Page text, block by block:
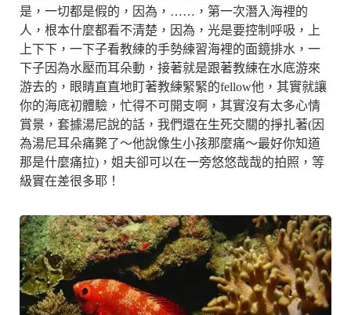
是，一切都是假的，因為，……，第一次潛入海裡的
人，根本什麼都看不清楚，因為，光是要控制呼吸，上
上下下，一下子看教練的手勢練習海裡的面鏡排水，一
下子因為水壓而耳朵動，接著就是跟著教練在水底游來
游去的，眼睛直直地盯著教練緊緊的fellow他，其實就讓
你的海底初體驗，忙得不可開支啊，其實沒有太多心情
賞景，套據湯尼說的話，我們還在生死交關的掙扎著(因
為湯尼耳朵痛斃了～他說像生小孩那麼痛～最好你知道
那是什麼痛拉)，姐夫卻可以在一旁悠悠哉哉的拍照，等
級實在差很多耶！